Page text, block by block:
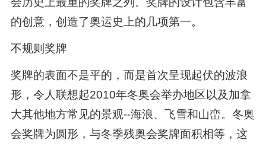
的创意，创造了奥运史上的几项第一。
不规则奖牌
奖牌的表面不是平的，而是首次呈现起伏的波浪
形，令人联想起2010年冬奥会举办地区以及加拿
大其他地方常见的景观--海浪、飞雪和山峦。冬奥
会奖牌为圆形，与冬季残奥会奖牌面积相等，这